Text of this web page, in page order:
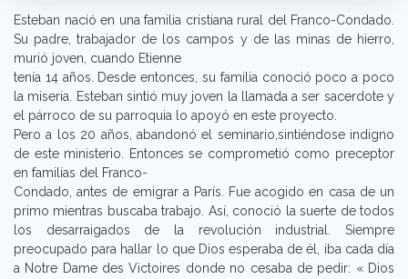
Esteban nació en una familia cristiana rural del Franco-Condado.
Su padre, trabajador de los campos y de las minas de hierro,
murió joven, cuando Etienne
tenía 14 años. Desde entonces, su familia conoció poco a poco
la miseria. Esteban sintió muy joven la llamada a ser sacerdote y
el párroco de su parroquia lo apoyó en este proyecto.
Pero a los 20 años, abandonó el seminario,sintiéndose indigno
de este ministerio. Entonces se comprometió como preceptor
en familias del Franco-
Condado, antes de emigrar a París. Fue acogido en casa de un
primo mientras buscaba trabajo. Así, conoció la suerte de todos
los desarraigados de la revolución industrial. Siempre
preocupado para hallar lo que Dios esperaba de él, iba cada día
a Notre Dame des Victoires donde no cesaba de pedir: « Dios